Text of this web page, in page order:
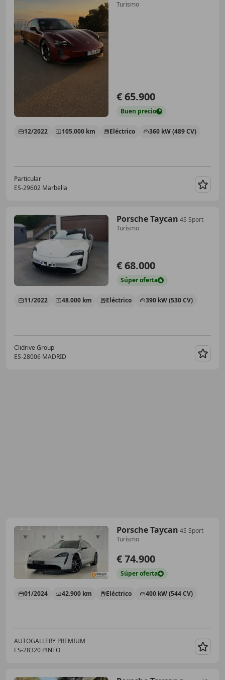
Turismo
€ 65.900
Buen precio
12/2022 105.000 km Eléctrico 360 kW (489 CV)
Particular
ES-29602 Marbella
Porsche Taycan 4S Sport
Turismo
€ 68.000
Súperoferta
11/2022 48.000 km Eléctrico 390 kW (530 CV)
Clidrive Group
ES-28006 MADRID
Porsche Taycan 4S Sport
Turismo
€ 74.900
Súperoferta
01/2024 42.900 km Eléctrico 400 kW (544 CV)
AUTOGALLERY PREMIUM
ES-28320 PINTO